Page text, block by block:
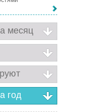
месяц
год